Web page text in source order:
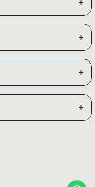
Jack russell köpeğim